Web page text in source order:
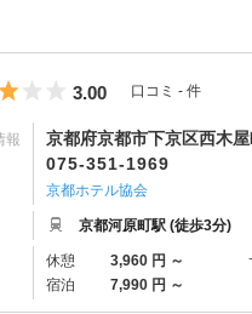
5つ星のうち3
3.00 口コミ - 件
報
京都府京都市下京区西木
075-351-1969
京都ホテル協会
京都河原町駅 (徒歩3分)
休憩 3,960 円 ～
宿泊
7,990 円 ～